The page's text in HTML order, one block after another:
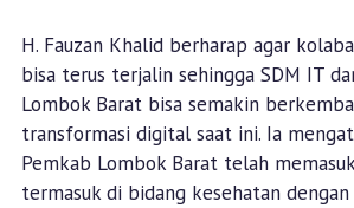
H. Fauzan Khalid berharap agar
bisa terus terjalin sehingga SDM IT
Lombok Barat bisa semakin
transformasi digital saat ini. Ia
Pemkab Lombok Barat telah
termasuk di bidang kesehatan